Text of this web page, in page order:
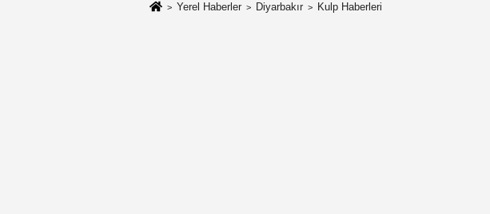
Yerel Haberler Diyarbakır Kulp Haberleri